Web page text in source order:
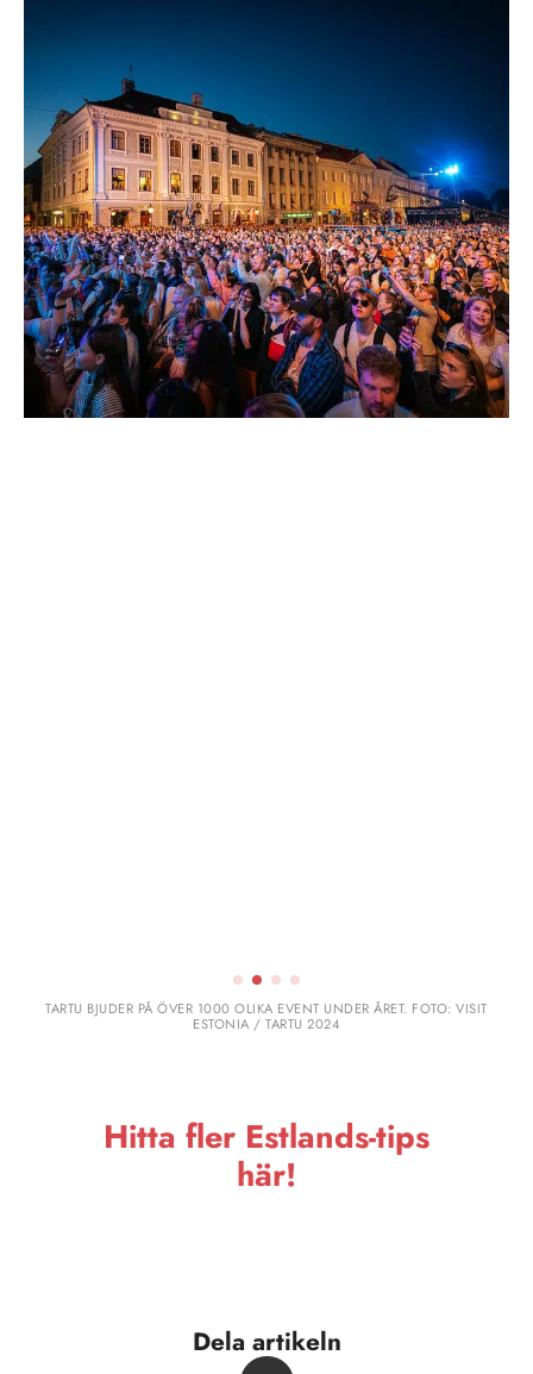
TARTU BJUDER PÅ ÖVER 1000 OLIKA EVENT UNDER ÅRET. FOTO: VISIT
ESTONIA / TARTU 2024
Hitta fler Estlands-tips
här!
Dela artikeln